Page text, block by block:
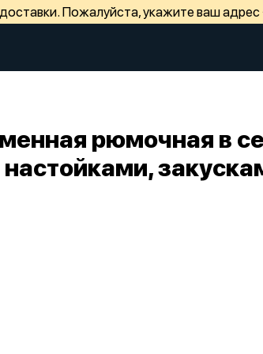
Пожалуйста, укажите ваш
рюмочная в